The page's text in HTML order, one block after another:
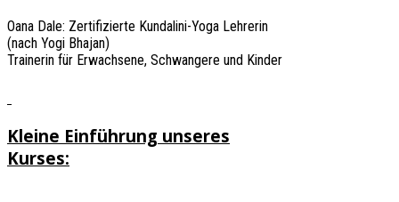
Oana Dale: Zertifizierte Kundalini-Yoga Lehrerin
(nach Yogi Bhajan)
Trainerin für Erwachsene, Schwangere und Kinder
Kleine Einführung unseres
Kurses: